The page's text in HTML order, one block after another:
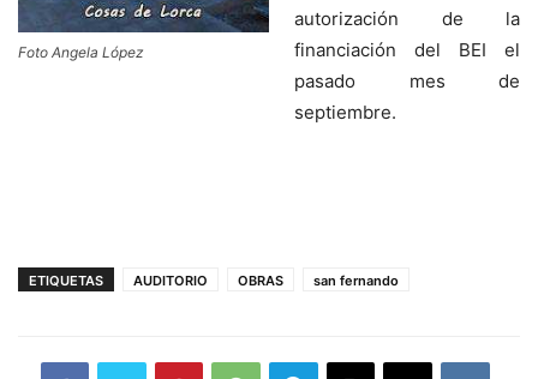
Foto Angela López
autorización de la
financiación del BEI el
pasado mes de
septiembre.
ETIQUETAS AUDITORIO OBRAS san fernando